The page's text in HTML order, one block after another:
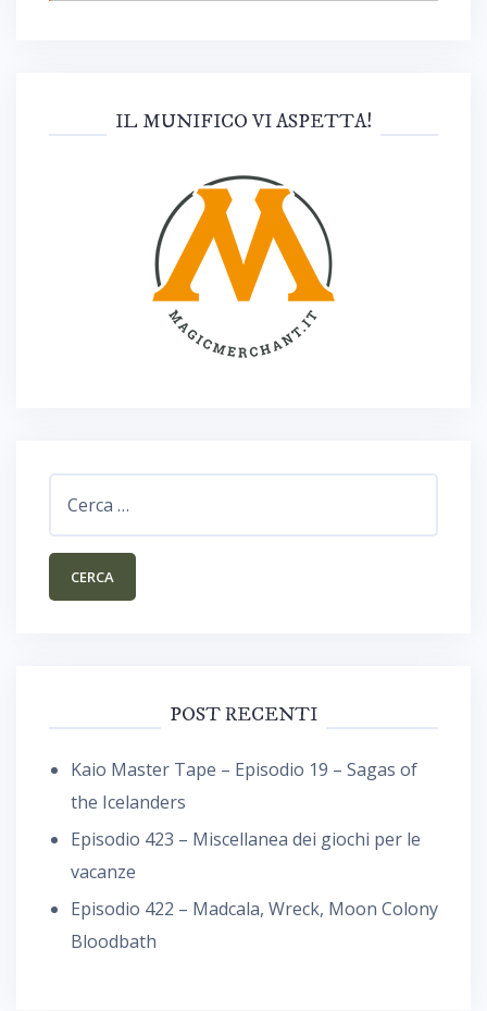
IL MUNIFICO VI ASPETTA!
POST RECENTI
Kaio Master Tape – Episodio 19 – Sagas of
the Icelanders
Episodio 423 – Miscellanea dei giochi per le
vacanze
Episodio 422 – Madcala, Wreck, Moon Colony
Bloodbath